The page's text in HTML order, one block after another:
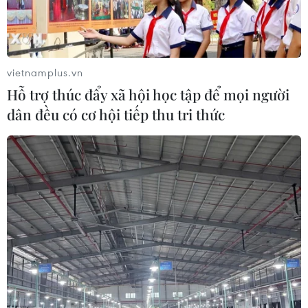
(TTXVN/Vietnam+)
#Nổ giàn khoan #Tràn dầu
#Deepwater Horizon
#Vịnh Mexico
#Thảm họa môi trường Mỹ
vietnamplus.vn
Hỗ trợ thúc đẩy xã hội học tập để mọi người
dân đều có cơ hội tiếp thu tri thức